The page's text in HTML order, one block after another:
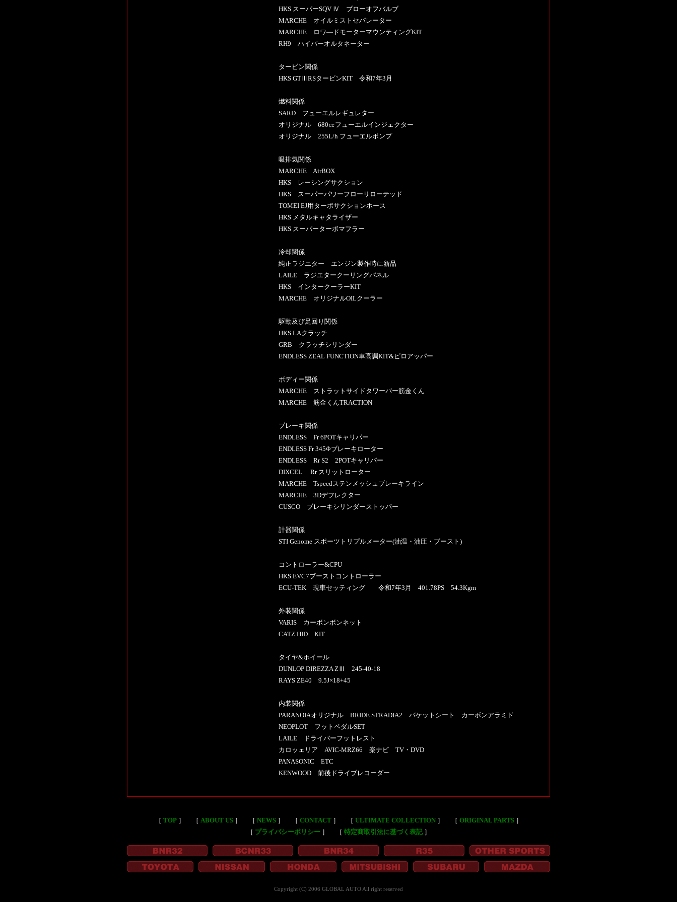
HKS スーパーSQV Ⅳ ブローオフバルブ
MARCHE オイルミストセパレーター
MARCHE ロワ―ドモーターマウンティングKIT
RH9 ハイパーオルタネーター
タービン関係
HKS GTⅢRSタービンKIT 令和7年3月
燃料関係
SARD フューエルレギュレター
オリジナル 680㏄フューエルインジェクター
オリジナル 255L/h フューエルポンプ
吸排気関係
MARCHE AirBOX
HKS レーシングサクション
HKS スーパーパワーフローリローテッド
TOMEI EJ用ターボサクションホース
HKS メタルキャタライザー
HKS スーパーターボマフラー
冷却関係
純正ラジエター エンジン製作時に新品
LAILE ラジエタークーリングパネル
HKS インタークーラーKIT
MARCHE オリジナルOILクーラー
駆動及び足回り関係
HKS LAクラッチ
GRB クラッチシリンダー
ENDLESS ZEAL FUNCTION車高調KIT&ピロアッパー
ボディー関係
MARCHE ストラットサイドタワーバー筋金くん
MARCHE 筋金くんTRACTION
ブレーキ関係
ENDLESS Fr 6POTキャリパー
ENDLESS Fr 345Φブレーキローター
ENDLESS Rr S2 2POTキャリパー
DIXCEL Rr スリットローター
MARCHE Tspeedステンメッシュブレーキライン
MARCHE 3Dデフレクター
CUSCO ブレーキシリンダーストッパー
計器関係
STI Genome スポーツトリプルメーター(油温・油圧・ブースト)
コントローラー&CPU
HKS EVC7ブーストコントローラー
ECU-TEK 現車セッティング 令和7年3月 401.78PS 54.3Kgm
外装関係
VARIS カーボンボンネット
CATZ HID KIT
タイヤ&ホイール
DUNLOP DIREZZA ZⅢ 245-40-18
RAYS ZE40 9.5J×18+45
内装関係
PARANOIAオリジナル BRIDE STRADIA2 バケットシート カーボンアラミド
NEOPLOT フットペダルSET
LAILE ドライバーフットレスト
カロッェリア AVIC-MRZ66 楽ナビ TV・DVD
PANASONIC ETC
KENWOOD 前後ドライブレコーダー
［ TOP］ ［ ABOUT US］ ［ NEWS］ ［ CONTACT］ ［ ULTIMATE COLLECTION］ ［ ORIGINAL PARTS］
［ プライバシーポリシー］ ［ 特定商取引法に基づく表記］
Copyright (C) 2006 GLOBAL AUTO All right reserved